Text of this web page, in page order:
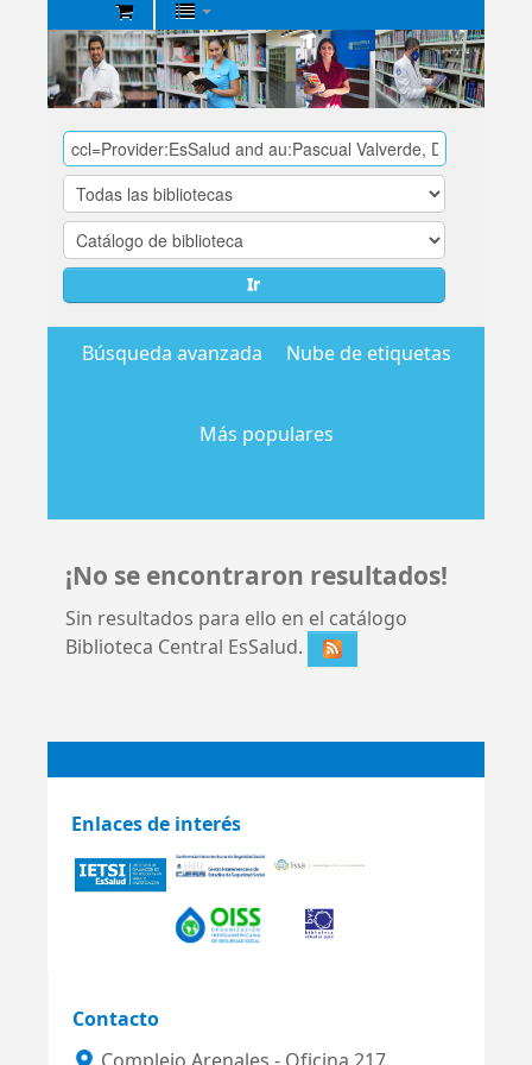
Biblioteca
Central
EsSalud
Ir
Búsqueda avanzada Nube de etiquetas
Más populares
¡No se encontraron resultados!
Sin resultados para ello en el catálogo
Biblioteca Central EsSalud.
Enlaces de interés
Contacto